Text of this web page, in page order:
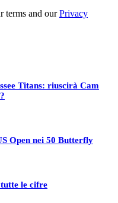
terms and ourPrivacy
Titans: riuscirà Cam
Open nei 50 Butterfly
le cifre